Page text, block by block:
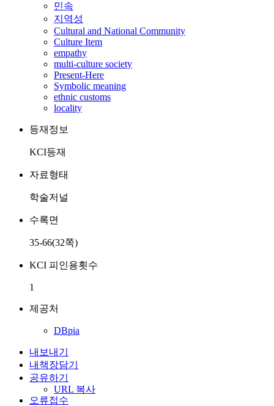
민속
지역성
Cultural and National Community
Culture Item
empathy
multi-culture society
Present-Here
Symbolic meaning
ethnic customs
locality
등재정보
KCI등재
자료형태
학술저널
수록면
35-66(32쪽)
KCI 피인용횟수
1
제공처
DBpia
내보내기
내책장담기
공유하기
URL 복사
오류접수